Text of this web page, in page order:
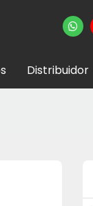
Distribuidor